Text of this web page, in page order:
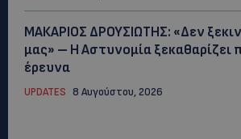
ΜΑΚΑΡΙΟΣ ΔΡΟΥΣΙΩΤΗΣ: «Δεν
μας» – Η Αστυνομία ξεκαθαρίζει
έρευνα
UPDATES 8 Αυγούστου, 2026